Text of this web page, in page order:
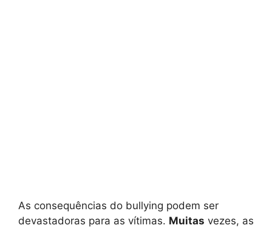
As consequências do bullying podem ser
devastadoras para as vítimas. Muitas vezes, as